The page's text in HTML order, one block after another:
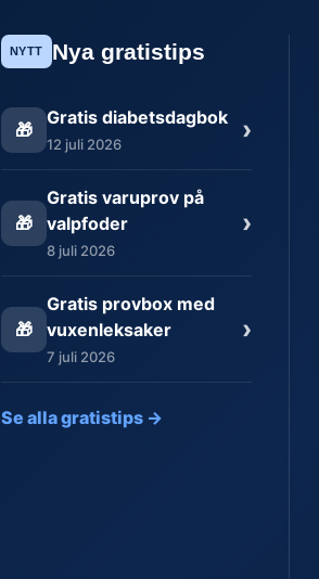
NYTT Nya gratistips
🎁
Gratis diabetsdagbok
12 juli 2026 ›
🎁
Gratis varuprov på
valpfoder
8 juli 2026
›
🎁
Gratis provbox med
vuxenleksaker
7 juli 2026
›
Se alla gratistips →